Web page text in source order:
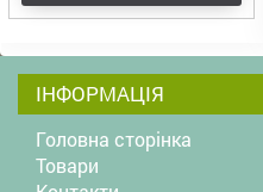
ІНФОРМАЦІЯ
Головна сторінка
Товари